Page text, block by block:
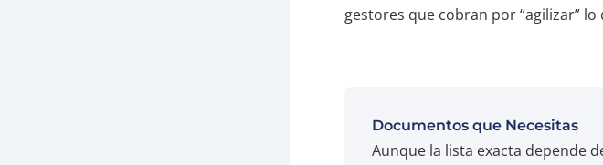
gestores que cobran por “agilizar”
Documentos que Necesitas
Aunque la lista exacta depende